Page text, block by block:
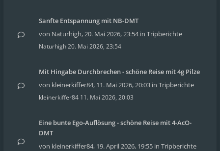
Sanfte Entspannung mit NB-DMT
von Naturhigh,20. Mai 2026, 23:54in Tripberichte
Naturhigh20. Mai 2026, 23:54
Mit Hingabe Durchbrechen - schöne Reise mit 4g Pilze
von kleinerkiffer84, 11. Mai 2026, 20:03 in Tripberichte
kleinerkiffer84 11. Mai 2026, 20:03
Eine bunte Ego-Auflösung - schöne Reise mit 4-AcO-
DMT
von kleinerkiffer84, 19. April 2026, 19:55 in Tripberichte